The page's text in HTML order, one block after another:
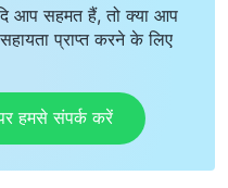
आप सहमत हैं, तो क्या आप
प्राप्त करने के लिए
हमसे संपर्क करें